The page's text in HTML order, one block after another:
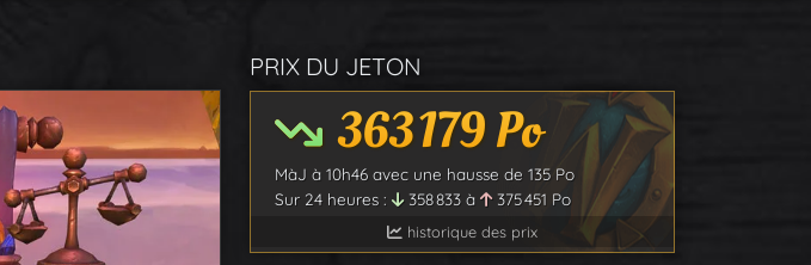
PRIX DU JETON
363 179Po
MàJ à 10h46 avec une hausse de 135 Po
Sur 24 heures :
358 833 à 375 451 Po
historique des prix